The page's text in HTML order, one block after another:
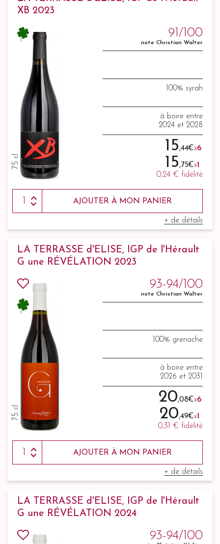
XB 2023
75 cl
91/100
note Christian Walter
100% syrah
à boire entre
2024 et 2028
15,44 €x6
15,75 €x1
0,24 € fidélité
AJOUTER À MON PANIER
+ de détails
LA TERRASSE d'ELISE, IGP de l'Hérault
G une RÉVÉLATION 2023
75 cl
93-94/100
note Christian Walter
100% grenache
à boire entre
2026 et 2031
20,08 €x6
20,49 €x1
0,31 € fidélité
AJOUTER À MON PANIER
+ de détails
LA TERRASSE d'ELISE, IGP de l'Hérault
G une RÉVÉLATION 2024
93-94/100